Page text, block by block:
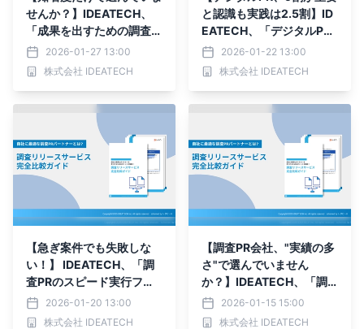
せんか？】IDEATECH、
「成果を出すための調査P
Rパートナー見極めガイ
ド」を無料公開！
2026-01-27 13:00
株式会社 IDEATECH
と認識も実践は2.5割】ID
EATECH、「デジタルPR
入門ガイド」を無料公開
2026-01-22 13:00
株式会社 IDEATECH
【急ぎ案件でも失敗しな
い！】 IDEATECH、「調
査PRのスピード実行フロ
ー完全ガイド」を無料公開
2026-01-20 13:00
株式会社 IDEATECH
【調査PR会社、"実績の多
さ"で選んでいません
か？】IDEATECH、「調
査PR会社選定時の『実
績』の見方とは？ 失敗し
2026-01-15 15:00
株式会社 IDEATECH